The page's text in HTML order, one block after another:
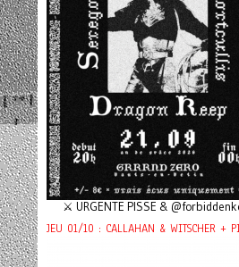
⚔️ URGENTE PISSE &
JEU 01/10 : CALLAHAN & WITSCHER +